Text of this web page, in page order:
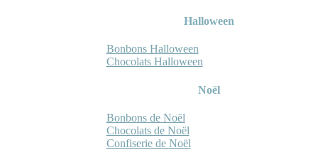
Halloween
Bonbons Halloween
Chocolats Halloween
Noël
Bonbons de Noël
Chocolats de Noël
Confiserie de Noël